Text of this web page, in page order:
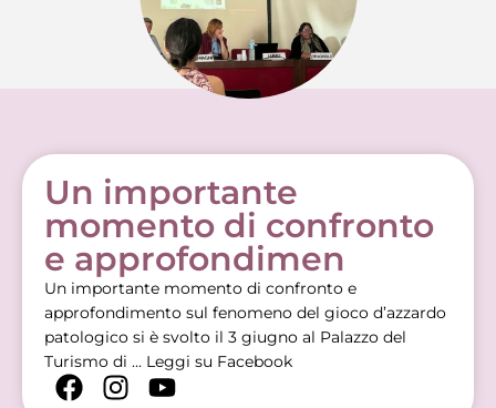
Un importante
momento di confronto
e approfondimen
Un importante momento di confronto e
approfondimento sul fenomeno del gioco d’azzardo
patologico si è svolto il 3 giugno al Palazzo del
Turismo di ... Leggi su Facebook